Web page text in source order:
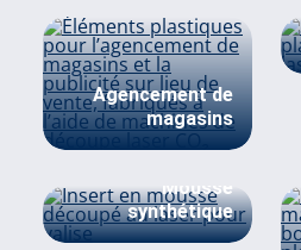
Agencement de
magasins
Mousse
synthétique